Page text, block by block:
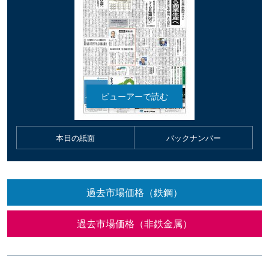
本日の紙面 バックナンバー
過去市場価格（鉄鋼）
過去市場価格（非鉄金属）